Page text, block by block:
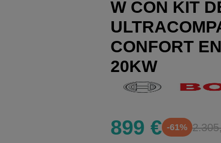
W CON KIT
CONFORT
20KW
899 € -61%